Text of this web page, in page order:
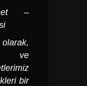
–
ve
bir